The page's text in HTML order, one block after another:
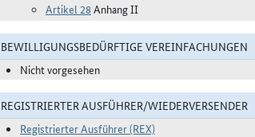
Artikel 28Anhang II
BEWILLIGUNGSBEDÜRFTIGE VEREINFACHUNGEN
Nicht vorgesehen
REGISTRIERTER AUSFÜHRER/WIEDERVERSENDER
Registrierter Ausführer (REX)